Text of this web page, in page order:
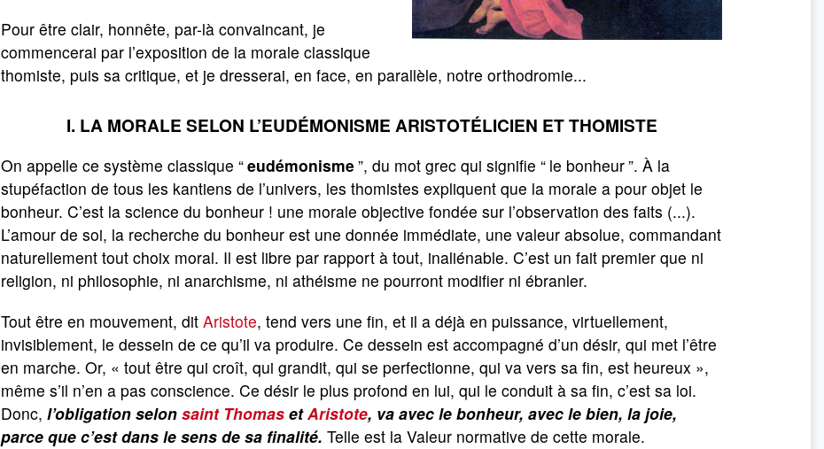
Pour être clair, honnête, par-là convaincant, je
commencerai par l’exposition de la morale classique
thomiste, puis sa critique, et je dresserai, en face, en parallèle, notre orthodromie...
I. LA MORALE SELON L’EUDÉMONISME ARISTOTÉLICIEN ET THOMISTE
On appelle ce système classique “eudémonisme”, du mot grec qui signifie “ le bonheur”. À la
stupéfaction de tous les kantiens de l’univers, les thomistes expliquent que la morale a pour objet le
bonheur. C’est la science du bonheur ! une morale objective fondée sur l’observation des faits (...).
L’amour de soi, la recherche du bonheur est une donnée immédiate, une valeur absolue, commandant
naturellement tout choix moral. Il est libre par rapport à tout, inaliénable. C’est un fait premier que ni
religion, ni philosophie, ni anarchisme, ni athéisme ne pourront modifier ni ébranler.
Tout être en mouvement, dit Aristote, tend vers une fin, et il a déjà en puissance, virtuellement,
invisiblement, le dessein de ce qu’il va produire. Ce dessein est accompagné d’un désir, qui met l’être
en marche. Or, « tout être qui croît, qui grandit, qui se perfectionne, qui va vers sa fin, est heureux »,
même s’il n’en a pas conscience. Ce désir le plus profond en lui, qui le conduit à sa fin, c’est sa loi.
Donc, l’obligation selon saint Thomas etAristote, va avec le bonheur, avec le bien, la joie,
parce que c’est dans le sens de sa finalité. Telle est la Valeur normative de cette morale.